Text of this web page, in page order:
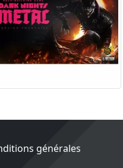
générales